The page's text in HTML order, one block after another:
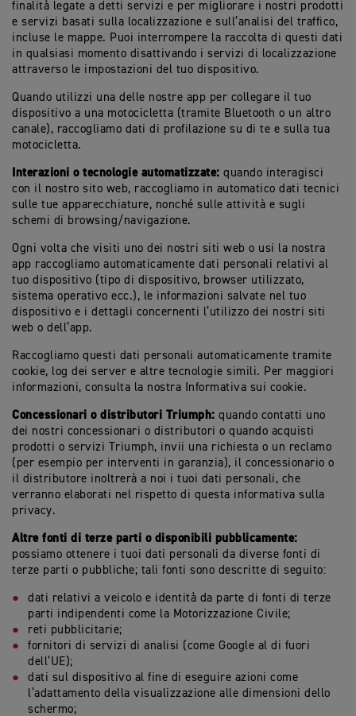
finalità legate a detti servizi e per migliorare i nostri prodotti
e servizi basati sulla localizzazione e sull’analisi del traffico,
incluse le mappe. Puoi interrompere la raccolta di questi dati
in qualsiasi momento disattivando i servizi di localizzazione
attraverso le impostazioni del tuo dispositivo.
Quando utilizzi una delle nostre app per collegare il tuo
dispositivo a una motocicletta (tramite Bluetooth o un altro
canale), raccogliamo dati di profilazione su di te e sulla tua
motocicletta.
Interazioni o tecnologie automatizzate: quando interagisci
con il nostro sito web, raccogliamo in automatico dati tecnici
sulle tue apparecchiature, nonché sulle attività e sugli
schemi di browsing/navigazione.
Ogni volta che visiti uno dei nostri siti web o usi la nostra
app raccogliamo automaticamente dati personali relativi al
tuo dispositivo (tipo di dispositivo, browser utilizzato,
sistema operativo ecc.), le informazioni salvate nel tuo
dispositivo e i dettagli concernenti l’utilizzo dei nostri siti
web o dell’app.
Raccogliamo questi dati personali automaticamente tramite
cookie, log dei server e altre tecnologie simili. Per maggiori
informazioni, consulta la nostra Informativa sui cookie.
Concessionari o distributori Triumph: quando contatti uno
dei nostri concessionari o distributori o quando acquisti
prodotti o servizi Triumph, invii una richiesta o un reclamo
(per esempio per interventi in garanzia), il concessionario o
il distributore inoltrerà a noi i tuoi dati personali, che
verranno elaborati nel rispetto di questa informativa sulla
privacy.
Altre fonti di terze parti o disponibili pubblicamente:
possiamo ottenere i tuoi dati personali da diverse fonti di
terze parti o pubbliche; tali fonti sono descritte di seguito:
dati relativi a veicolo e identità da parte di fonti di terze
parti indipendenti come la Motorizzazione Civile;
reti pubblicitarie;
fornitori di servizi di analisi (come Google al di fuori
dell’UE);
dati sul dispositivo al fine di eseguire azioni come
l’adattamento della visualizzazione alle dimensioni dello
schermo;